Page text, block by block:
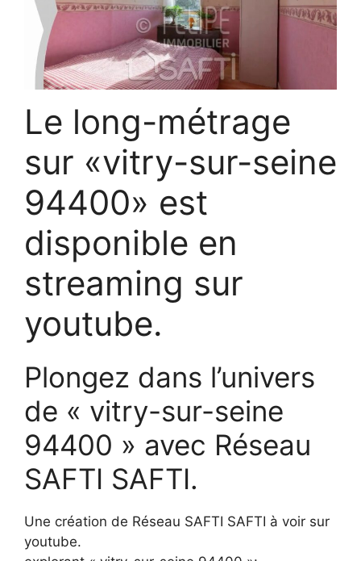
Le long-métrage
sur «vitry-sur-seine
94400» est
disponible en
streaming sur
youtube.
Plongez dans l’univers
de « vitry-sur-seine
94400 » avec Réseau
SAFTI SAFTI.
Une création de Réseau SAFTI SAFTI à voir sur
youtube.